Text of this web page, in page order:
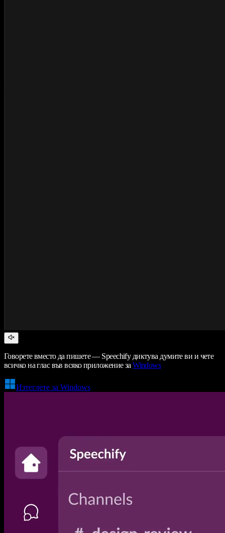
Говорете вместо да пишете — Speechify диктува думите ви и чете
всичко на глас във всяко приложение заWindows
Изтеглете за Windows